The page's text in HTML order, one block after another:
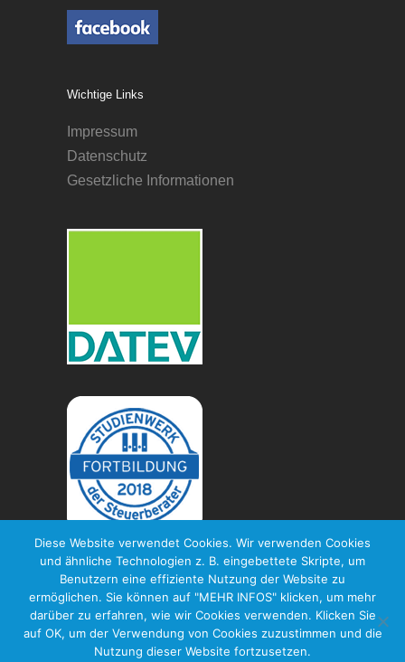
Wichtige Links
Impressum
Datenschutz
Gesetzliche Informationen
© 2024, Arldt & Kersten Steuerberatung,
Inhaber: Dipl.-Ökonom Marcus Arldt –
Diese Website verwendet Cookies. Wir verwenden Cookies
und ähnliche Technologien z. B. eingebettete Skripte, um
Benutzern eine effiziente Nutzung der Website zu
ermöglichen. Sie können auf "MEHR INFOS" klicken, um mehr
darüber zu erfahren, wie wir Cookies verwenden. Klicken Sie
auf OK, um der Verwendung von Cookies zuzustimmen und die
Nutzung dieser Website fortzusetzen.